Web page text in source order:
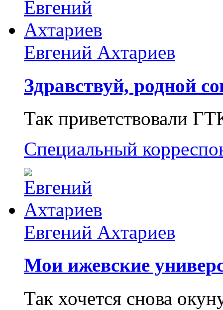
Евгений Ахтариев
Здравствуй, родной
Так приветствовали
Специальный
Евгений Ахтариев
Мои ижевские
Так хочется снова